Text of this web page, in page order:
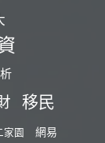
移民
家園 網易